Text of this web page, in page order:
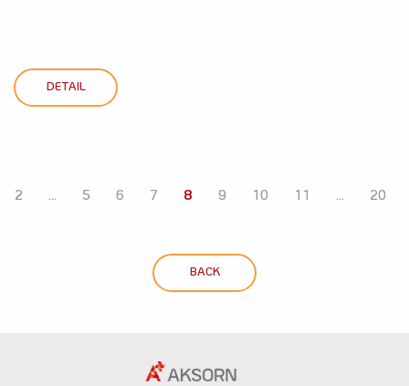
DETAIL
2 ... 5 6 7 8 9 10 11 ... 20
BACK